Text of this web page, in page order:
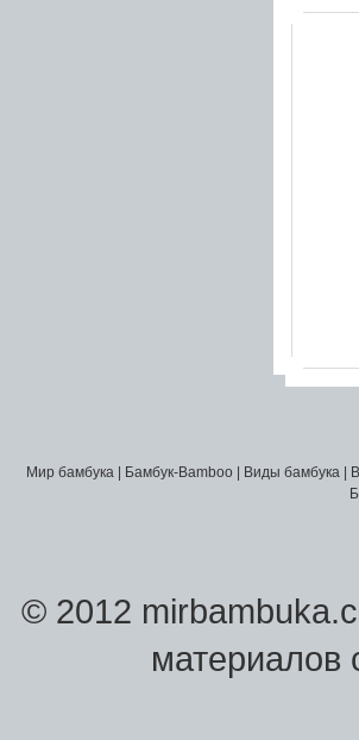
Мир бамбука Бамбук-Bamboo Виды бамбука
© 2012
материалов